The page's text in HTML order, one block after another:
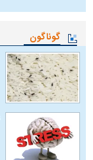
گوناگون